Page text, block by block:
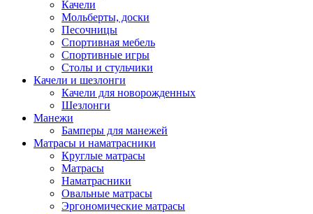
Качели
Мольберты, доски
Песочницы
Спортивная мебель
Спортивные игры
Столы и стульчики
Качели и шезлонги
Качели для новорожденных
Шезлонги
Манежи
Бамперы для манежей
Матрасы и наматрасники
Круглые матрасы
Матрасы
Наматрасники
Овальные матрасы
Эргономические матрасы